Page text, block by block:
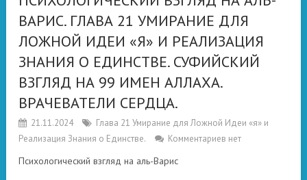
ВАРИС. ГЛАВА 21 УМИРАНИЕ ДЛЯ
ЛОЖНОЙ ИДЕИ «Я» И РЕАЛИЗАЦИЯ
ЗНАНИЯ О ЕДИНСТВЕ. СУФИЙСКИЙ
ВЗГЛЯД НА 99 ИМЕН АЛЛАХА.
ВРАЧЕВАТЕЛИ СЕРДЦА.
21.11.2024
Глава 21 Умирание для Ложной Идеи «я» и
Реализация Знания о Единстве.
Комментариев нет
Психологический взгляд на аль-Варис